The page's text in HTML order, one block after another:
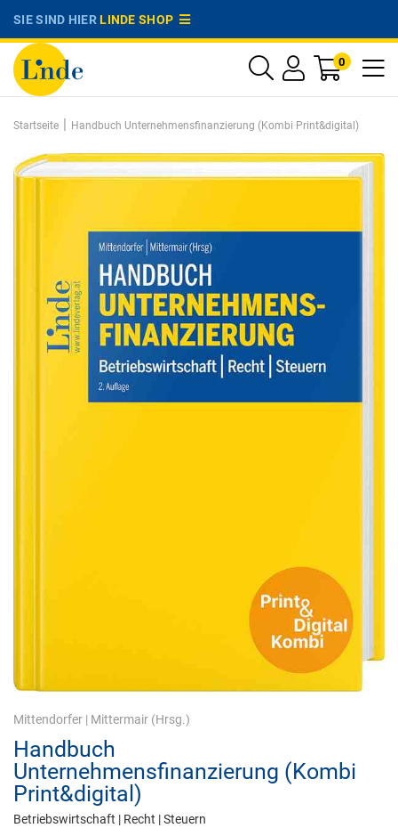
SIE SIND HIERLINDE SHOP
0
Startseite | Handbuch Unternehmensfinanzierung (Kombi Print&digital)
Mittendorfer | Mittermair (Hrsg.)
Handbuch
Unternehmensfinanzierung (Kombi
Print&digital)
Betriebswirtschaft | Recht | Steuern